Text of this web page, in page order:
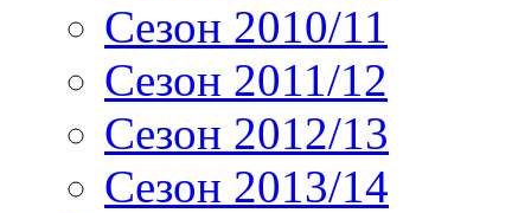
Сезон 2010/11
Сезон 2011/12
Сезон 2012/13
Сезон 2013/14